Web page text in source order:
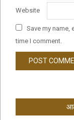
Website
Save my name,
time I comment.